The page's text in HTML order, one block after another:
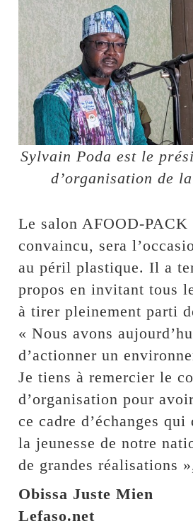
Sylvain Poda est le
d’organisation de
Le salon AFOOD-PACK
convaincu, sera
au péril plastique. Il a
propos en invitant tous
à tirer pleinement parti
« Nous avons
d’actionner un
Je tiens à remercier le
d’organisation pour
ce cadre d’échanges qui
la jeunesse de notre
de grandes réalisations
Obissa Juste Mien
Lefaso.net